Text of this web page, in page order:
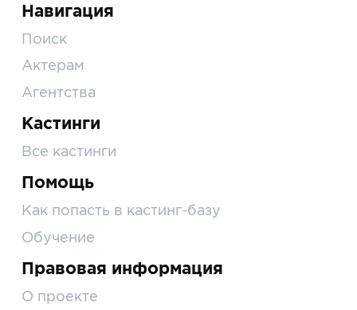
Навигация
Поиск
Актерам
Агентства
Кастинги
Все кастинги
Помощь
Как попасть в кастинг-базу
Обучение
Правовая информация
О проекте